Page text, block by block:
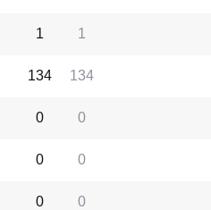
1
1
134
134
0
0
0
0
0
0